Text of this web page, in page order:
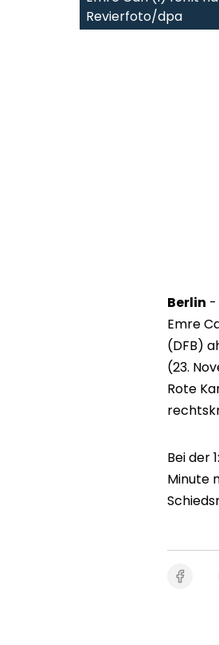
Revierfoto/dpa
Berlin -
Emre
(DFB)
(23.
Rote
Bei der
Minute